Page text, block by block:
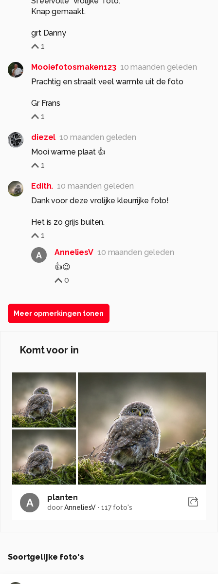
Knap gemaakt.
grt Danny
1
Mooiefotosmaken123 10 maanden geleden
Prachtig en straalt veel warmte uit de foto
Gr Frans
1
diezel 10 maanden geleden
Mooi warme plaat 👍
1
Edith. 10 maanden geleden
Dank voor deze vrolijke kleurrijke foto!
Het is zo grijs buiten.
1
A AnneliesV 10 maanden geleden
👍😉
0
Meer opmerkingen tonen
Komt voor in
A planten
doorAnneliesV · 117 foto's
Soortgelijke foto's